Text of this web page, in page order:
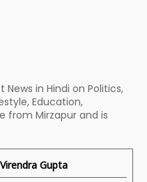
News in Hindi on Politics,
Education,
from Mirzapur and is
Virendra Gupta